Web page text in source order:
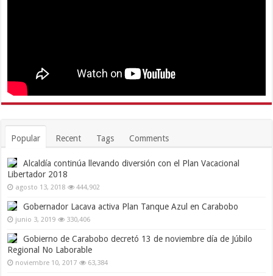
Popular Recent Tags Comments
Alcaldía continúa llevando diversión con el Plan Vacacional
Libertador 2018
agosto 13, 2018 444,902
Gobernador Lacava activa Plan Tanque Azul en Carabobo
junio 3, 2019 330,406
Gobierno de Carabobo decretó 13 de noviembre día de Júbilo
Regional No Laborable
noviembre 10, 2017 63,384